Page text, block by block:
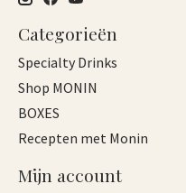
Categorieën
Specialty Drinks
Shop MONIN
BOXES
Recepten met Monin
Mijn account